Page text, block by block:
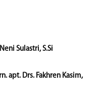
Sulastri, S.Si
apt. Drs. Fakhren Kasim,